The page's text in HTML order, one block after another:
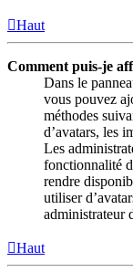
Haut
Comment puis-je
Dans le
vous pouvez
méthodes
d’avatars, les
Les
fonctionnalité
rendre
utiliser
administrateur
Haut